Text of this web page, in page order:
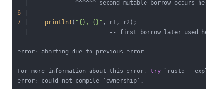
6
7
println! ( "{}, {}" , r1, r2);
  |                        -- first borrow later used here
error: aborting due to previous error
For more information about this error, try `rustc --explain
error: could not compile `ownership`.